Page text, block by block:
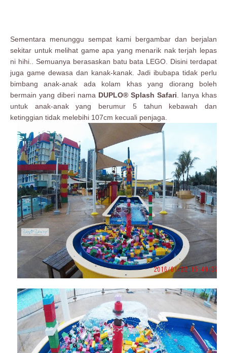
Sementara menunggu sempat kami bergambar dan berjalan
sekitar untuk melihat game apa yang menarik nak terjah lepas
ni hihi.. Semuanya berasaskan batu bata LEGO. Disini terdapat
juga game dewasa dan kanak-kanak. Jadi ibubapa tidak perlu
bimbang anak-anak ada kolam khas yang diorang boleh
bermain yang diberi nama DUPLO® Splash Safari . Ianya khas
untuk anak-anak yang berumur 5 tahun kebawah dan
ketinggian tidak melebihi 107cm kecuali penjaga.